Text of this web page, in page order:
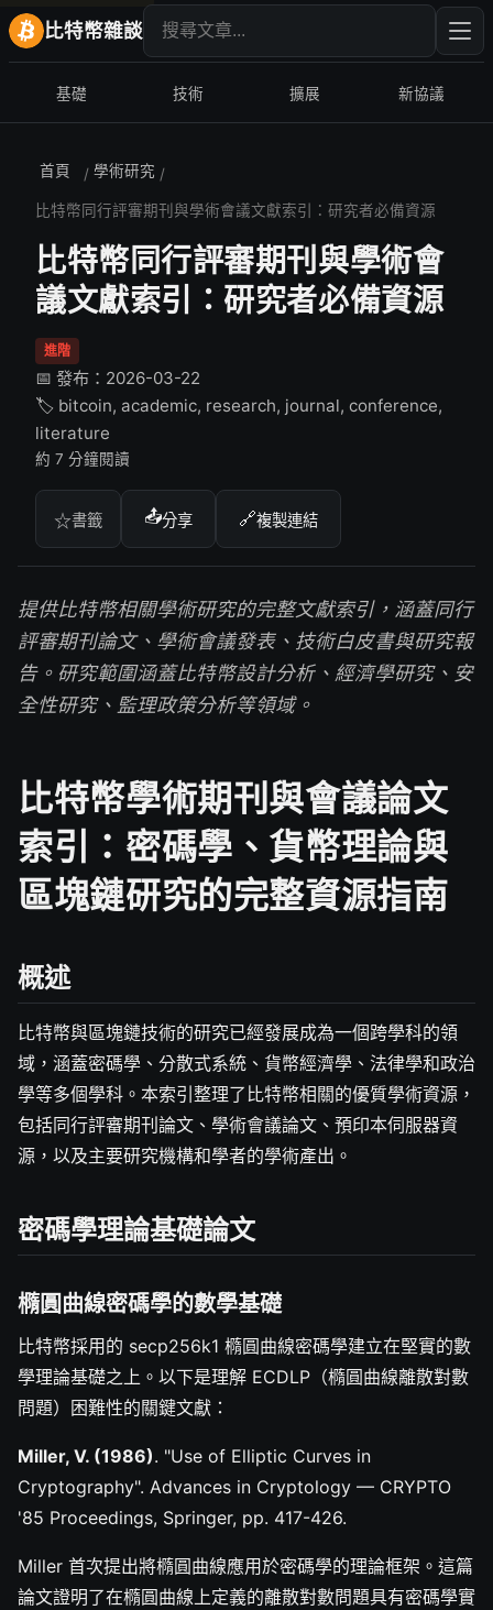
比特幣雜談 搜尋文章 輸入
基礎 技術 擴展 新協議
首頁 / 學術研究 /
比特幣同行評審期刊與學術會議文獻索引：研究者必備資源
比特幣同行評審期刊與學術會
議文獻索引：研究者必備資源
進階
📅 發布：2026-03-22
🏷️ bitcoin, academic, research, journal, conference,
literature
約 7 分鐘閱讀
☆書籤 📤分享 🔗複製連結
提供比特幣相關學術研究的完整文獻索引，涵蓋同行
評審期刊論文、學術會議發表、技術白皮書與研究報
告。研究範圍涵蓋比特幣設計分析、經濟學研究、安
全性研究、監理政策分析等領域。
比特幣學術期刊與會議論文
索引：密碼學、貨幣理論與
區塊鏈研究的完整資源指南
概述
比特幣與區塊鏈技術的研究已經發展成為一個跨學科的領
域，涵蓋密碼學、分散式系統、貨幣經濟學、法律學和政治
學等多個學科。本索引整理了比特幣相關的優質學術資源，
包括同行評審期刊論文、學術會議論文、預印本伺服器資
源，以及主要研究機構和學者的學術產出。
密碼學理論基礎論文
橢圓曲線密碼學的數學基礎
比特幣採用的 secp256k1 橢圓曲線密碼學建立在堅實的數
學理論基礎之上。以下是理解 ECDLP（橢圓曲線離散對數
問題）困難性的關鍵文獻：
Miller, V. (1986). "Use of Elliptic Curves in
Cryptography". Advances in Cryptology — CRYPTO
'85 Proceedings, Springer, pp. 417-426.
Miller 首次提出將橢圓曲線應用於密碼學的理論框架。這篇
論文證明了在橢圓曲線上定義的離散對數問題具有密碼學實